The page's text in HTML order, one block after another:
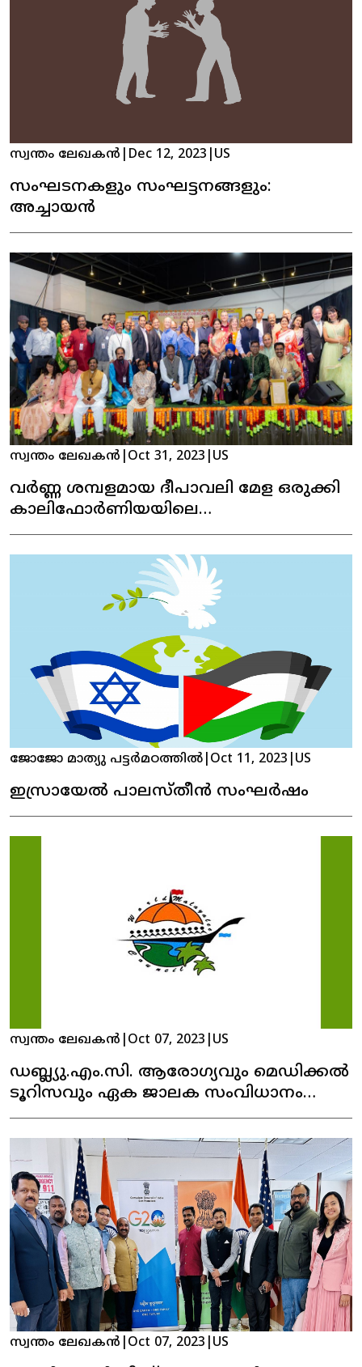
സ്വന്തം ലേഖകൻ Dec 12, 2023 US
സംഘടനകളും സംഘട്ടനങ്ങളും:
അച്ചായൻ
സ്വന്തം ലേഖകൻ Oct 31, 2023 US
വർണ്ണ ശമ്പളമായ ദീപാവലി മേള ഒരുക്കി
കാലിഫോർണിയയിലെ
അസോസിയേഷൻ ഓഫ് ഇൻഡോ
അമേരിക്കൻ ( AiA)
ജോജോ മാത്യു പട്ടർമഠത്തിൽ Oct 11, 2023 US
ഇസ്രായേൽ പാലസ്തീൻ സംഘർഷം
സ്വന്തം ലേഖകൻ Oct 07, 2023 US
ഡബ്ല്യു.എം.സി. ആരോഗ്യവും മെഡിക്കൽ
ടൂറിസവും ഏക ജാലക സംവിധാനം
നിലവിൽ വന്നു
സ്വന്തം ലേഖകൻ Oct 07, 2023 US